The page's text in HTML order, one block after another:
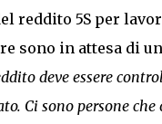
reddito 5S per
sono in attesa di
deve essere
Ci sono persone